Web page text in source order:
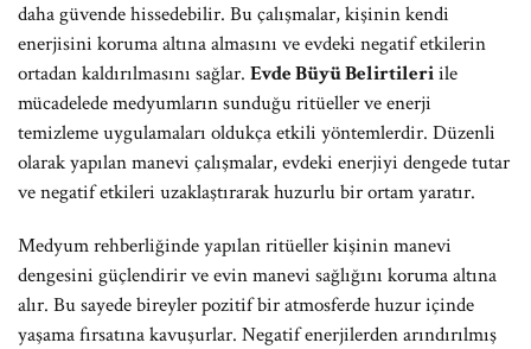
daha güvende hissedebilir. Bu çalışmalar, kişinin kendi
enerjisini koruma altına almasını ve evdeki negatif etkilerin
ortadan kaldırılmasını sağlar. Evde Büyü Belirtileriile
mücadelede medyumların sunduğu ritüeller ve enerji
temizleme uygulamaları oldukça etkili yöntemlerdir. Düzenli
olarak yapılan manevi çalışmalar, evdeki enerjiyi dengede tutar
ve negatif etkileri uzaklaştırarak huzurlu bir ortam yaratır.
Medyum rehberliğinde yapılan ritüeller kişinin manevi
dengesini güçlendirir ve evin manevi sağlığını koruma altına
alır. Bu sayede bireyler pozitif bir atmosferde huzur içinde
yaşama fırsatına kavuşurlar. Negatif enerjilerden arındırılmış